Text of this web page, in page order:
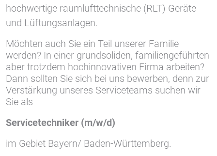
hochwertige raumlufttechnische (RLT) Geräte
und Lüftungsanlagen.
Möchten auch Sie ein Teil unserer Familie
werden? In einer grundsoliden, familiengeführten
aber trotzdem hochinnovativen Firma arbeiten?
Dann sollten Sie sich bei uns bewerben, denn zur
Verstärkung unseres Serviceteams suchen wir
Sie als
Servicetechniker (m/w/d)
im Gebiet Bayern/ Baden-Württemberg.
Plattformen anzeigen zu können, werden von
diesen externen Medien Cookies gesetzt.
YouTube
Vimeo